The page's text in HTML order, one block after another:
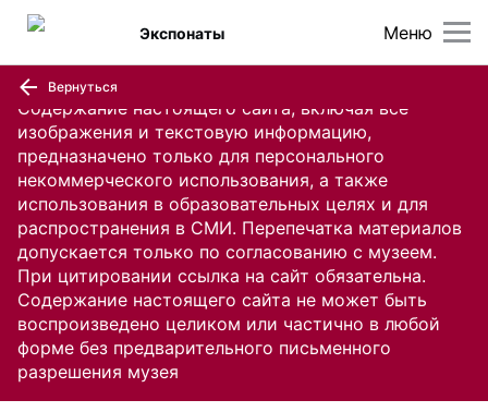
Содержание настоящего сайта, включая все
изображения и текстовую информацию,
предназначено только для персонального
некоммерческого использования, а также
использования в образовательных целях и для
распространения в СМИ. Перепечатка материалов
допускается только по согласованию с музеем.
При цитировании ссылка на сайт обязательна.
Содержание настоящего сайта не может быть
воспроизведено целиком или частично в любой
форме без предварительного письменного
разрешения музея
Меню
Экспонаты
Вернуться